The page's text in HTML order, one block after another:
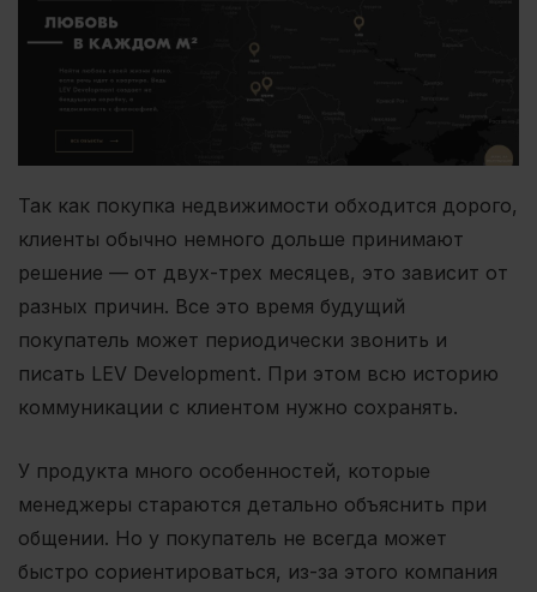
Так как покупка недвижимости обходится дорого,
клиенты обычно немного дольше принимают
решение — от двух-трех месяцев, это зависит от
разных причин. Все это время будущий
покупатель может периодически звонить и
писать LEV Development. При этом всю историю
коммуникации с клиентом нужно сохранять.
У продукта много особенностей, которые
менеджеры стараются детально объяснить при
общении. Но у покупатель не всегда может
быстро сориентироваться, из-за этого компания